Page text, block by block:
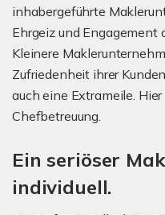
inhabergeführte
Ehrgeiz und Engagement
Kleinere
Zufriedenheit ihrer
auch eine Extrameile.
Chefbetreuung.
Ein seriöser
individuell.